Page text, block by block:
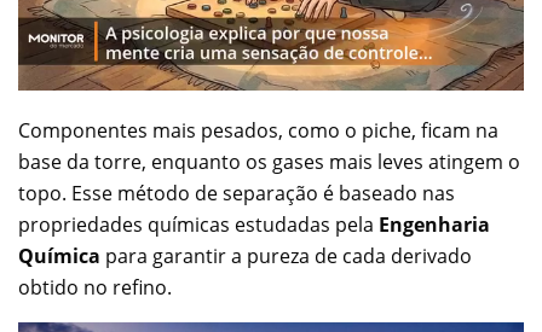
Componentes mais pesados, como o piche, ficam na
base da torre, enquanto os gases mais leves atingem o
topo. Esse método de separação é baseado nas
propriedades químicas estudadas pela Engenharia
Química para garantir a pureza de cada derivado
obtido no refino.